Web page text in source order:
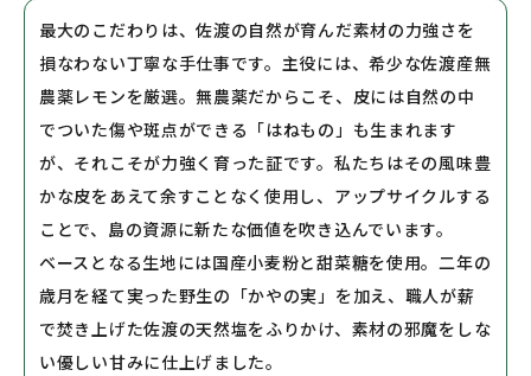
最大のこだわりは、佐渡の自然が育んだ素材の力強さを
損なわない丁寧な手仕事です。主役には、希少な佐渡産無
農薬レモンを厳選。無農薬だからこそ、皮には自然の中
でついた傷や斑点ができる「はねもの」も生まれます
が、それこそが力強く育った証です。私たちはその風味豊
かな皮をあえて余すことなく使用し、アップサイクルする
ことで、島の資源に新たな価値を吹き込んでいます。
ベースとなる生地には国産小麦粉と甜菜糖を使用。二年の
歳月を経て実った野生の「かやの実」を加え、職人が薪
で焚き上げた佐渡の天然塩をふりかけ、素材の邪魔をしな
い優しい甘みに仕上げました。